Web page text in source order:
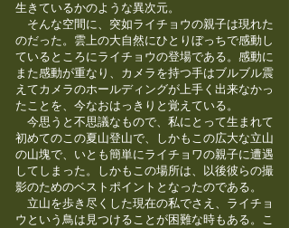
生きているかのような異次元。
そんな空間に、突如ライチョウの親子は現れた
のだった。雲上の大自然にひとりぼっちで感動し
ているところにライチョウの登場である。感動に
また感動が重なり、カメラを持つ手はブルブル震
えてカメラのホールディングが上手く出来なかっ
たことを、今なおはっきりと覚えている。
今思うと不思議なもので、私にとって生まれて
初めてのこの夏山登山で、しかもこの広大な立山
の山塊で、いとも簡単にライチョワの親子に遭遇
してしまった。しかもこの場所は、以後彼らの撮
影のためのベストポイントとなったのである。
立山を歩き尽くした現在の私でさえ、ライチョ
ウという鳥は見つけることが困難な時もある。こ